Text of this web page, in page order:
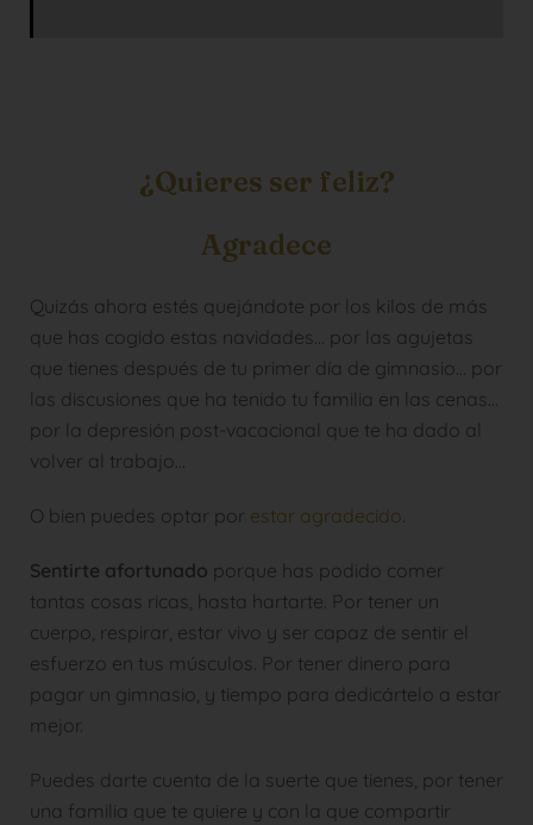
¿Quieres ser feliz?
Agradece
Quizás ahora estés quejándote por los kilos de más
que has cogido estas navidades… por las agujetas
que tienes después de tu primer día de gimnasio… por
las discusiones que ha tenido tu familia en las cenas…
por la depresión post-vacacional que te ha dado al
volver al trabajo…
O bien puedes optar por estar agradecido.
Sentirte afortunado porque has podido comer
tantas cosas ricas, hasta hartarte. Por tener un
cuerpo, respirar, estar vivo y ser capaz de sentir el
esfuerzo en tus músculos. Por tener dinero para
pagar un gimnasio, y tiempo para dedicártelo a estar
mejor.
Puedes darte cuenta de la suerte que tienes, por tener
una familia que te quiere y con la que compartir